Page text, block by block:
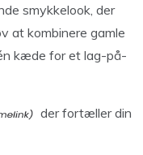
smykkelook, der
at kombinere gamle
kæde for et lag-på-
der fortæller din